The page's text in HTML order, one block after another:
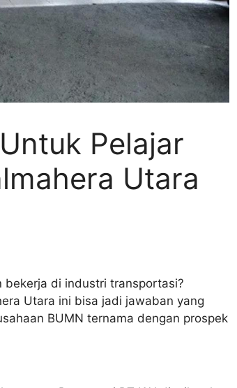
Pelajar
Utara
bekerja di industri transportasi?
Utara ini bisa jadi jawaban yang
BUMN ternama dengan prospek